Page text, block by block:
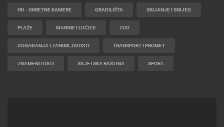
HD - OKRETNE KAMERE GRADILIŠTA SKIJANJE I SNIJEG
PLAŽE MARINE I LUČICE ZOO
DOGAĐANJA I ZANIMLJIVOSTI TRANSPORT I PROMET
ZNAMENITOSTI SVJETSKA BAŠTINA SPORT